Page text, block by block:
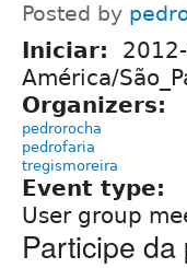
Posted by
Iniciar:
América/
Organizers:
pedrorocha
pedrofaria
tregismoreira
Event type:
User group
Participe